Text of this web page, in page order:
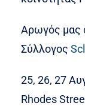
Αρωγός μας
Σύλλογος
25, 26, 27
Rhodes